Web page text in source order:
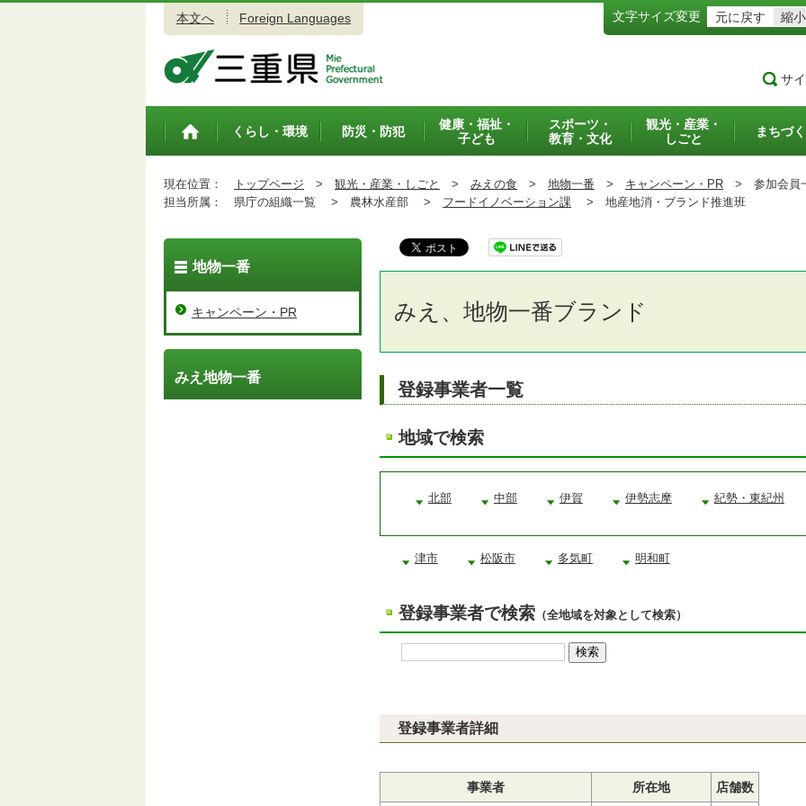
本文へ Foreign Languages 文字サイズ変更 元に戻す 縮小
サ
トップペ
くらし・環境 防災・防犯
健康・福祉・
子ども
スポーツ・
教育・文化
観光・産業・
しごと
まちづ
現在位置： トップページ > 観光・産業・しごと > みえの食 > 地物一番 > キャンペーン・PR > 参加会員
担当所属：
県庁の組織一覧 > 農林水産部 > フードイノベーション課 > 地産地消・ブランド推進班
みえ、地物一番ブランド
登録事業者一覧
地域で検索
北部 中部 伊賀 伊勢志摩 紀勢・東紀州
津市 松阪市 多気町 明和町
登録事業者で検索 （全地域を対象として検索）
登録事業者詳細
事業者 所在地 店舗数
地物一番
キャンペーン・PR
みえ地物一番